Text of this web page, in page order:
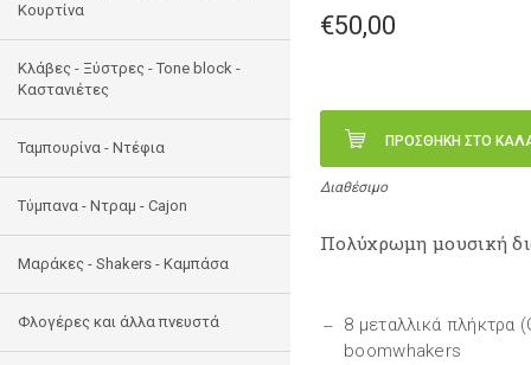
Κουρτίνα
Κλάβες - Ξύστρες - Tone block -
Καστανιέτες
Ταμπουρίνα - Ντέφια
Τύμπανα - Ντραμ - Cajon
Μαράκες - Shakers - Kαμπάσα
Φλογέρες και άλλα πνευστά
€50,00
ΠΡΟΣΘΗΚΗ ΣΤΟ
Διαθέσιμο
Πολύχρωμη μουσική
8 μεταλλικά πλήκτρα
boomwhakers